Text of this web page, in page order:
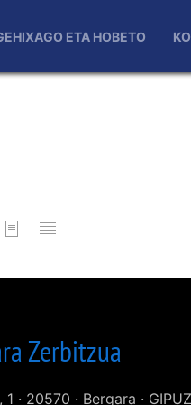
ETA HOBETO
Zerbitzua
· 20570 · Bergara ·